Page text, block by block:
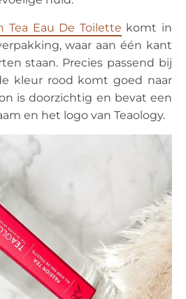
Tea Eau De Toilette komt in
waar aan één kant
staan. Precies passend bij
kleur rood komt goed naar
is doorzichtig en bevat een
en het logo van Teaology.